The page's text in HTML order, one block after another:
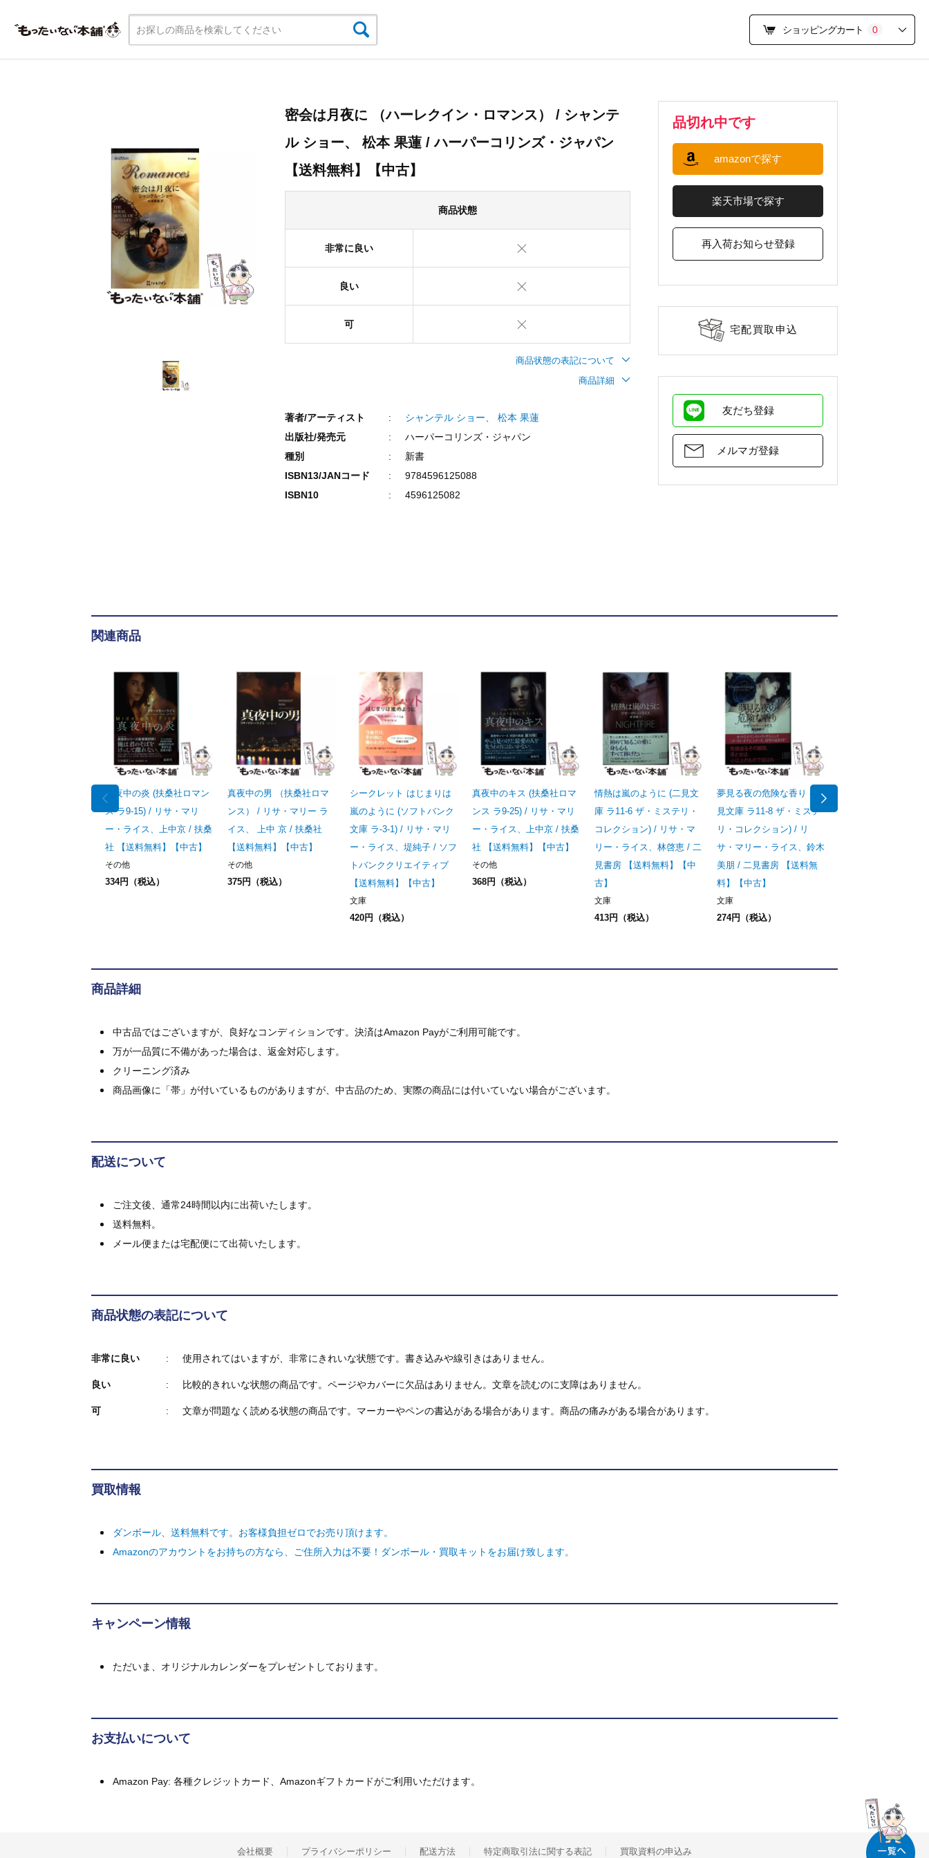
ショッピングカート 0
品切れ中です
amazonで探す
楽天市場で探す
再入荷お知らせ登録
宅配買取申込
友だち登録
メルマガ登録
密会は月夜に （ハーレクイン・ロマンス） / シャンテ
ル ショー、 松本 果蓮 / ハーパーコリンズ・ジャパン
【送料無料】【中古】
商品状態
非常に良い
良い
可
商品状態の表記について
商品詳細
著者/アーティスト
シャンテル ショー、 松本 果蓮
出版社/発売元
ハーパーコリンズ・ジャパン
種別
新書
ISBN13/JANコード
9784596125088
ISBN10
4596125082
関連商品
真夜中の炎 (扶桑社ロマン
ス ラ9-15) / リサ・マリ
ー・ライス、上中京 / 扶桑
社 【送料無料】【中古】
その他
334円（税込）
真夜中の男 （扶桑社ロマ
ンス） / リサ・マリー ラ
イス、 上中 京 / 扶桑社
【送料無料】【中古】
その他
375円（税込）
シークレット はじまりは
嵐のように (ソフトバンク
文庫 ラ-3-1) / リサ・マリ
ー・ライス、堤純子 / ソフ
トバンククリエイティブ
【送料無料】【中古】
文庫
420円（税込）
真夜中のキス (扶桑社ロマ
ンス ラ9-25) / リサ・マリ
ー・ライス、上中京 / 扶桑
社 【送料無料】【中古】
その他
368円（税込）
情熱は嵐のように (二見文
庫 ラ11-6 ザ・ミステリ・
コレクション) / リサ・マ
リー・ライス、林啓恵 / 二
見書房 【送料無料】【中
古】
文庫
413円（税込）
夢見る夜の危険な香り (二
見文庫 ラ11-8 ザ・ミステ
リ・コレクション) / リ
サ・マリー・ライス、鈴木
美朋 / 二見書房 【送料無
料】【中古】
文庫
274円（税込）
商品詳細
中古品ではございますが、良好なコンディションです。決済はAmazon Payがご利用可能です。
万が一品質に不備があった場合は、返金対応します。
クリーニング済み
商品画像に「帯」が付いているものがありますが、中古品のため、実際の商品には付いていない場合がございます。
配送について
ご注文後、通常24時間以内に出荷いたします。
送料無料。
メール便または宅配便にて出荷いたします。
商品状態の表記について
非常に良い 使用されてはいますが、非常にきれいな状態です。書き込みや線引きはありません。
良い 比較的きれいな状態の商品です。ページやカバーに欠品はありません。文章を読むのに支障はありません。
可 文章が問題なく読める状態の商品です。マーカーやペンの書込がある場合があります。商品の痛みがある場合があります。
買取情報
ダンボール、送料無料です。お客様負担ゼロでお売り頂けます。
Amazonのアカウントをお持ちの方なら、ご住所入力は不要！ダンボール・買取キットをお届け致します。
キャンペーン情報
ただいま、オリジナルカレンダーをプレゼントしております。
お支払いについて
Amazon Pay: 各種クレジットカード、Amazonギフトカードがご利用いただけます。
会社概要 プライバシーポリシー 配送方法 特定商取引法に関する表記 買取資料の申込み